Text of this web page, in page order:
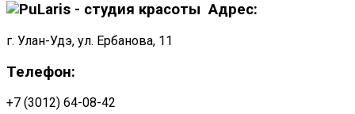
Адрес:
г. Улан-Удэ, ул. Ербанова, 11
Телефон:
+7 (3012) 64-08-42